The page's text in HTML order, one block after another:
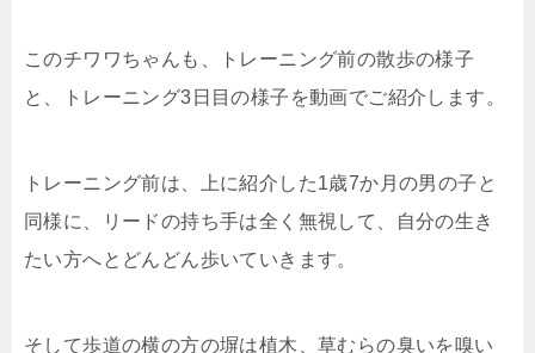
このチワワちゃんも、トレーニング前の散歩の様子
と、トレーニング3日目の様子を動画でご紹介します。
トレーニング前は、上に紹介した1歳7か月の男の子と
同様に、リードの持ち手は全く無視して、自分の生き
たい方へとどんどん歩いていきます。
そして歩道の横の方の塀は植木、草むらの臭いを嗅い